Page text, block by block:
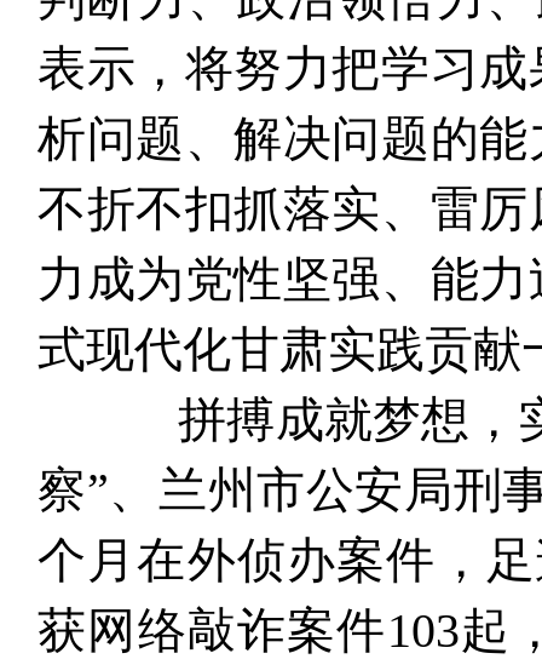
表示，将努力把学习
析问题、解决问题的
不折不扣抓落实、雷
力成为党性坚强、能
式现代化甘肃实践贡献
拼搏成就梦想，实
察”、兰州市公安局刑
个月在外侦办案件，
获网络敲诈案件103起